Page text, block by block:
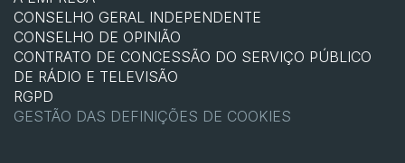
CONSELHO GERAL INDEPENDENTE
CONSELHO DE OPINIÃO
CONTRATO DE CONCESSÃO DO SERVIÇO PÚBLICO
DE RÁDIO E TELEVISÃO
RGPD
GESTÃO DAS DEFINIÇÕES DE COOKIES